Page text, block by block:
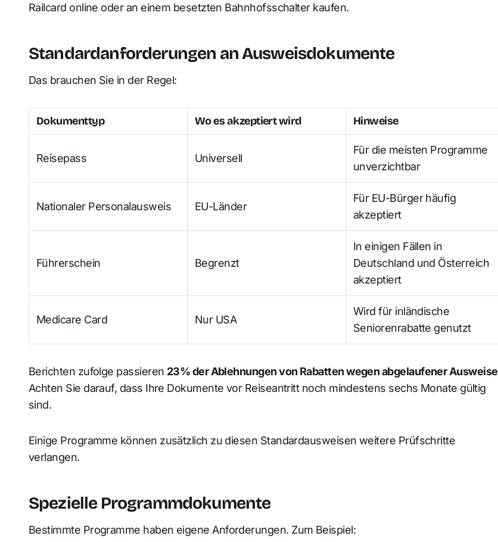
Railcard online oder an einem besetzten Bahnhofsschalter kaufen.
Standardanforderungen an Ausweisdokumente
Das brauchen Sie in der Regel:
Dokumenttyp Wo es akzeptiert wird Hinweise
Reisepass Universell
Für die meisten Programme
unverzichtbar
Nationaler Personalausweis EU-Länder
Für EU-Bürger häufig
akzeptiert
Führerschein Begrenzt
In einigen Fällen in
Deutschland und Österreich
akzeptiert
Medicare Card Nur USA
Wird für inländische
Seniorenrabatte genutzt
Berichten zufolge passieren 23% der Ablehnungen von Rabatten wegen abgelaufener Ausweise
Achten Sie darauf, dass Ihre Dokumente vor Reiseantritt noch mindestens sechs Monate gültig
sind.
Einige Programme können zusätzlich zu diesen Standardausweisen weitere Prüfschritte
verlangen.
Spezielle Programmdokumente
Bestimmte Programme haben eigene Anforderungen. Zum Beispiel: